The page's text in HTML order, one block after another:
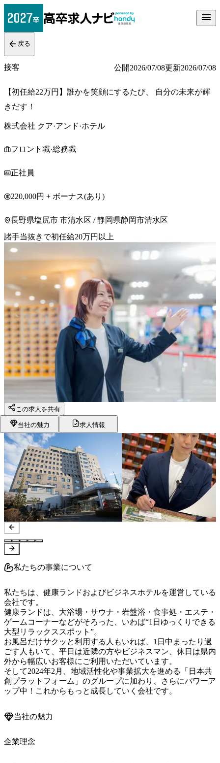
戻る
接客 公開2026/07/08更新2026/07/08
【初任給22万円】誰かを笑顔にするたび、 自分の未来が輝
きだす！
株式会社 クア·アンド·ホテル
フロント職·総務職
正社員
220,000円 + ボーナス(あり)
長野県塩尻市 市清水区 / 静岡県静岡市清水区
諸手当抜きで初任給20万円以上
この求人を共有
当社の魅力 求人情報
私たちの事業について
私たちは、健康ランドおよびビジネスホテルを運営している
会社です。
健康ランドは、大浴場・サウナ・岩盤浴・食事処・エステ・
ゲームコーナーなどがそろった、いわば“1日ゆっくりできる
大型リラックススポット”。
お風呂だけサクッと利用する人もいれば、1日中まったり過
ごす人もいて、平日は近隣の方やビジネスマン、休日は県内
外から幅広いお客様にご利用いただいています。
そして2024年2月、地域活性化や事業拡大を進める「日本共
創プラットフォーム」のグループに加わり、さらにパワーア
ップ中！これからもっと成長していく会社です。
当社の魅力
企業理念